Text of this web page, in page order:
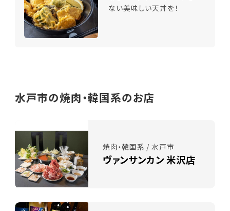
ない美味しい天丼を！
水戸市の焼肉・韓国系のお店
焼肉・韓国系 / 水戸市
ヴァンサンカン 米沢店